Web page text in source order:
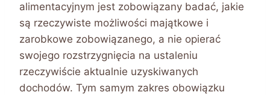
alimentacyjnym jest zobowiązany badać, jakie
są rzeczywiste możliwości majątkowe i
zarobkowe zobowiązanego, a nie opierać
swojego rozstrzygnięcia na ustaleniu
rzeczywiście aktualnie uzyskiwanych
dochodów. Tym samym zakres obowiązku